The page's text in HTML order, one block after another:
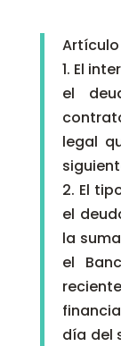
Artículo
1. El
el
legal
2. El
el
la
el
día del